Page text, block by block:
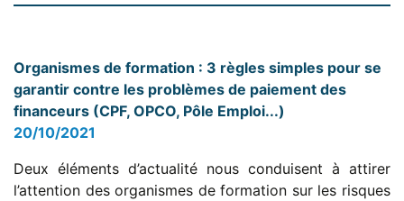
Organismes de formation : 3 règles simples pour se
garantir contre les problèmes de paiement des
financeurs (CPF, OPCO, Pôle Emploi...)
20/10/2021
Deux éléments d’actualité nous conduisent à attirer
l’attention des organismes de formation sur les risques